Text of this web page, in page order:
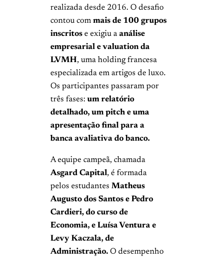
realizada desde 2016. O desafio
contou com mais de 100 grupos
inscritos e exigiu a análise
empresarial e valuation da
LVMH, uma holding francesa
especializada em artigos de luxo.
Os participantes passaram por
três fases: um relatório
detalhado, um pitch e uma
apresentação final para a
banca avaliativa do banco.
A equipe campeã, chamada
Asgard Capital, é formada
pelos estudantes Matheus
Augusto dos Santos e Pedro
Cardieri, do curso de
Economia, e Luísa Ventura e
Levy Kaczala, de
Administração. O desempenho